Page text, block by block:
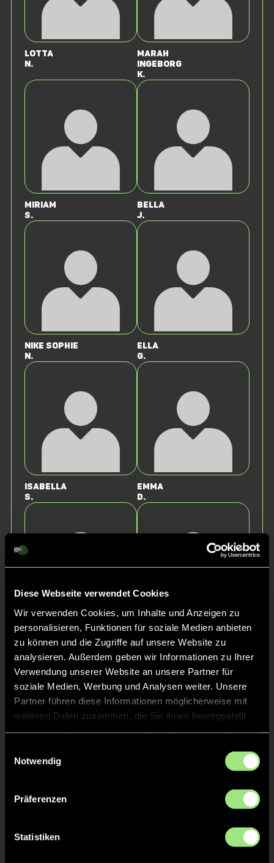
Diese Webseite verwendet Cookies
Wir verwenden Cookies, um Inhalte und Anzeigen zu
personalisieren, Funktionen für soziale Medien anbieten
zu können und die Zugriffe auf unsere Website zu
analysieren. Außerdem geben wir Informationen zu Ihrer
Verwendung unserer Website an unsere Partner für
soziale Medien, Werbung und Analysen weiter. Unsere
Partner führen diese Informationen möglicherweise mit
weiteren Daten zusammen, die Sie ihnen bereitgestellt
Notwendig
Präferenzen
Statistiken
Lotta
N.
Marah
Ingeborg
K.
Miriam
S.
Bella
J.
Nike Sophie
N.
Ella
G.
Isabella
S.
Emma
D.
Elisa
B.
Anni
H.